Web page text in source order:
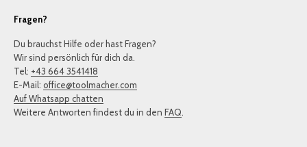
Fragen?
Du brauchst Hilfe oder hast Fragen?
Wir sind persönlich für dich da.
Tel: +43 664 3541418
E-Mail: office@toolmacher.com
Auf Whatsapp chatten
Weitere Antworten findest du in den FAQ